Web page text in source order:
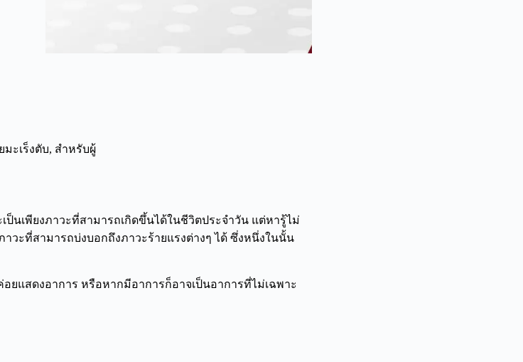
มะเร็งตับ, สำหรับผู้
ป็นเพียงภาวะที่สามารถเกิดขึ้นได้ในชีวิตประจำวัน แต่หารู้ไม่
วะที่สามารถบ่งบอกถึงภาวะร้ายแรงต่างๆ ได้ ซึ่งหนึ่งในนั้น
ยแสดงอาการ หรือหากมีอาการก็อาจเป็นอาการที่ไม่เฉพาะ